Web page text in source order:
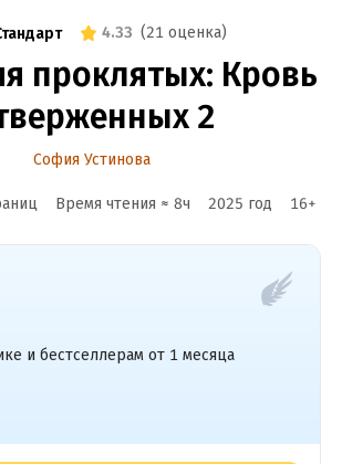
4.33 (21 оценка)
проклятых: Кровь
2
София Устинова
Время чтения ≈ 8ч 2025 год 16+
и бестселлерам от 1 месяца